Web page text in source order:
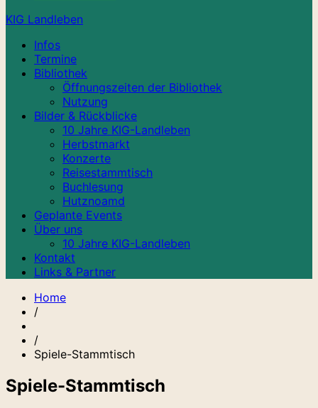
KIG Landleben
Infos
Termine
Bibliothek
Öffnungszeiten der Bibliothek
Nutzung
Bilder & Rückblicke
10 Jahre KIG-Landleben
Herbstmarkt
Konzerte
Reisestammtisch
Buchlesung
Hutznoamd
Geplante Events
Über uns
10 Jahre KIG-Landleben
Kontakt
Links & Partner
Home
/
/
Spiele-Stammtisch
Spiele-Stammtisch